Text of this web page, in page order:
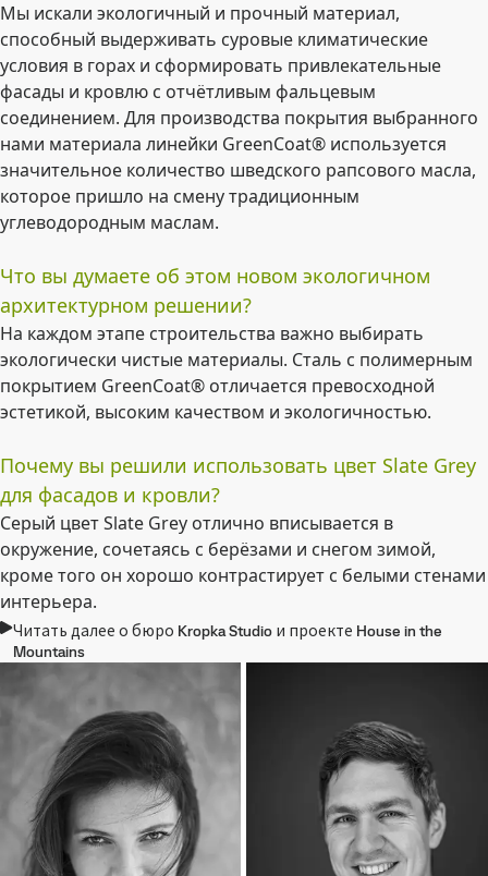
Мы искали экологичный и прочный материал,
способный выдерживать суровые климатические
условия в горах и сформировать привлекательные
фасады и кровлю с отчётливым фальцевым
соединением. Для производства покрытия выбранного
нами материала линейки GreenCoat® используется
значительное количество шведского рапсового масла,
которое пришло на смену традиционным
углеводородным маслам.
Что вы думаете об этом новом экологичном
архитектурном решении?
На каждом этапе строительства важно выбирать
экологически чистые материалы. Сталь с полимерным
покрытием GreenCoat® отличается превосходной
эстетикой, высоким качеством и экологичностью.
Почему вы решили использовать цвет Slate Grey
для фасадов и кровли?
Серый цвет Slate Grey отлично вписывается в
окружение, сочетаясь с берёзами и снегом зимой,
кроме того он хорошо контрастирует с белыми стенами
интерьера.
Читать далее о бюро Kropka Studio и проекте House in the
Mountains